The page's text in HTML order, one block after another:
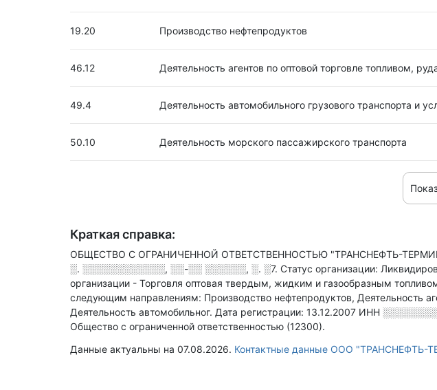
19.20 Производство нефтепродуктов
46.12 Деятельность агентов по оптовой торговле топливом,
49.4 Деятельность автомобильного грузового транспорта и
50.10 Деятельность морского пассажирского транспорта
Краткая справка:
ОБЩЕСТВО С ОГРАНИЧЕННОЙ ОТВЕТСТВЕННОСТЬЮ "ТРАНСНЕФТЬ-
░. ░░░░░░░░░░░░, ░░-░░ ░░░░░░, ░. ░7. Статус организации:
организации - Торговля оптовая твердым, жидким и газообразным
следующим направлениям: Производство нефтепродуктов, Деятельность
Деятельность автомобильног. Дата регистрации: 13.12.2007 ИНН
Общество с ограниченной ответственностью (12300).
Данные актуальны на 07.08.2026. Контактные данные ООО "ТРАНСНЕФТЬ-